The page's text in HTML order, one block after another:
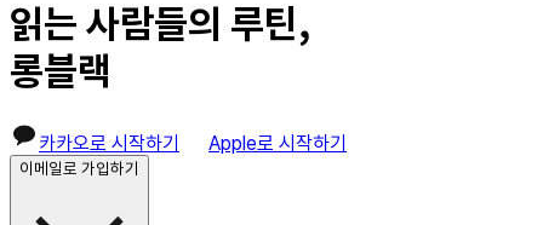
읽는 사람들의 루틴,
롱블랙
카카오로 시작하기 Apple로 시작하기
이메일로 가입하기